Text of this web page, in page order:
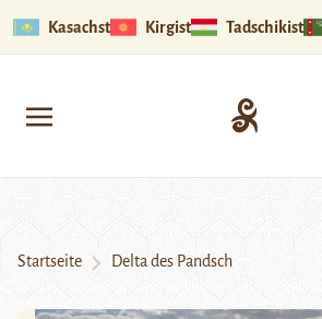
Kasachstan Kirgistan Tadschikistan
Startseite Delta des Pandsch